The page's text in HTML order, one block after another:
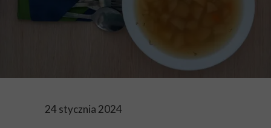
24 stycznia 2024